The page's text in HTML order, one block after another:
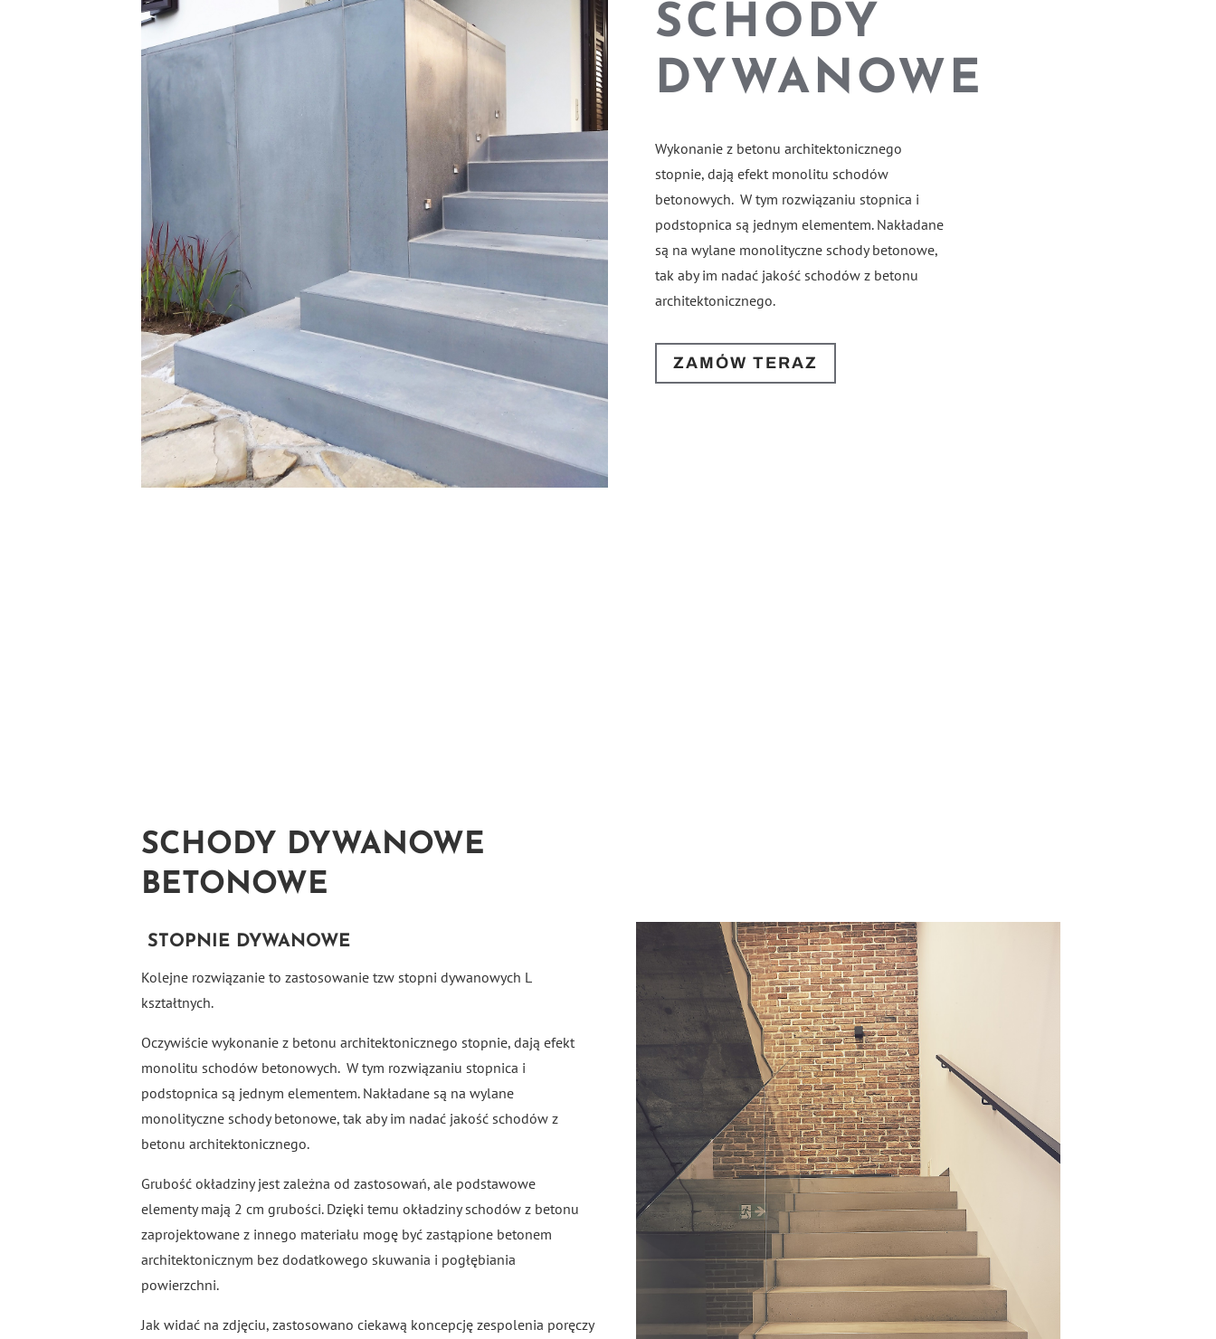
SCHODY
DYWANOWE
Wykonanie z betonu architektonicznego
stopnie, dają efekt monolitu schodów
betonowych. W tym rozwiązaniu stopnica i
podstopnica są jednym elementem. Nakładane
są na wylane monolityczne schody betonowe,
tak aby im nadać jakość schodów z betonu
architektonicznego.
ZAMÓW TERAZ
SCHODY DYWANOWE
BETONOWE
STOPNIE DYWANOWE
Kolejne rozwiązanie to zastosowanie tzw stopni dywanowych L
kształtnych.
Oczywiście wykonanie z betonu architektonicznego stopnie, dają efekt
monolitu schodów betonowych. W tym rozwiązaniu stopnica i
podstopnica są jednym elementem. Nakładane są na wylane
monolityczne schody betonowe, tak aby im nadać jakość schodów z
betonu architektonicznego.
Grubość okładziny jest zależna od zastosowań, ale podstawowe
elementy mają 2 cm grubości. Dzięki temu okładziny schodów z betonu
zaprojektowane z innego materiału mogę być zastąpione betonem
architektonicznym bez dodatkowego skuwania i pogłębiania
powierzchni.
Jak widać na zdjęciu, zastosowano ciekawą koncepcję zespolenia poręczy